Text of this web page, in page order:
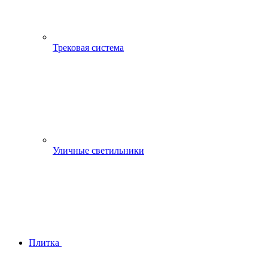
Трековая система
Уличные светильники
Плитка